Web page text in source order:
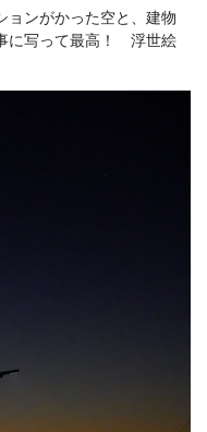
ンがかった空と、建物
に写って最高！ 浮世絵